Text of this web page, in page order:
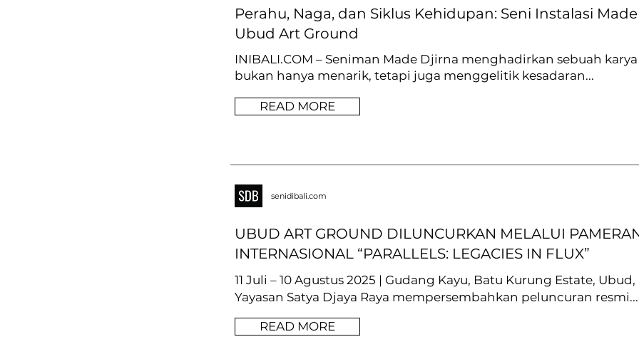
Perahu, Naga, dan Siklus Kehidupan: Seni Instalasi
Ubud Art Ground
INIBALI.COM – Seniman Made Djirna menghadirkan sebuah
bukan hanya menarik, tetapi juga menggelitik kesadaran...
READ MORE
senidibali.com
UBUD ART GROUND DILUNCURKAN MELALUI
INTERNASIONAL “PARALLELS: LEGACIES IN FLUX”
11 Juli – 10 Agustus 2025 | Gudang Kayu, Batu Kurung Estate, Ubud,
Yayasan Satya Djaya Raya mempersembahkan peluncuran resmi...
READ MORE